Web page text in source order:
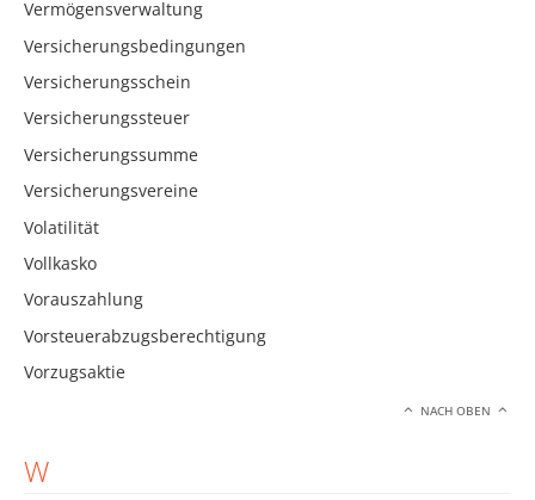
Vermögensverwaltung
Versicherungsbedingungen
Versicherungsschein
Versicherungssteuer
Versicherungssumme
Versicherungsvereine
Volatilität
Vollkasko
Vorauszahlung
Vorsteuerabzugsberechtigung
Vorzugsaktie
NACH OBEN
W